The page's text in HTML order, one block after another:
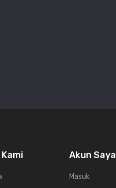
Akun Saya
Masuk